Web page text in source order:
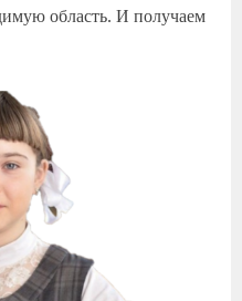
область. И получаем